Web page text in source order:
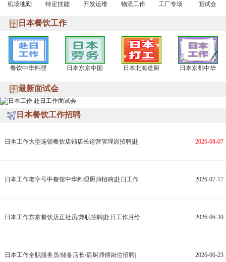
机场地勤 特定技能 开发运维 物流工作 工厂专场 面试会
日本餐饮工作
餐饮中华料理 日本东京中国 日本北海道厨 日本京都中华
最新面试会
日本餐饮工作招聘
日本工作大型连锁餐饮店铺店长运营管理岗招聘|赴 2026-08-07
日本工作老字号中餐馆中华料理厨师招聘|赴日工作 2026-07-17
日本工作东京餐饮店正社员/兼职招聘|赴日工作月给 2026-06-30
日本工作全职服务员/储备店长/后厨师傅岗位招聘| 2026-06-23